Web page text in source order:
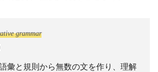
grammar
彙と規則から無数の文を作り、理解